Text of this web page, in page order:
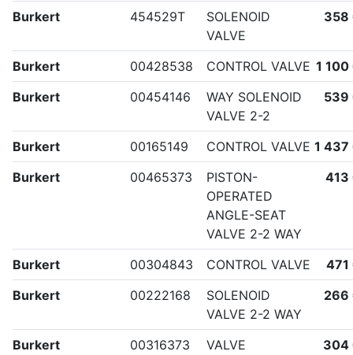
Burkert 454529T
SOLENOID
VALVE
358
Burkert 00428538 CONTROL VALVE 1 100
Burkert
00454146
WAY SOLENOID
VALVE 2-2
539
Burkert 00165149 CONTROL VALVE 1 437
Burkert
00465373
PISTON-
OPERATED
ANGLE-SEAT
VALVE 2-2 WAY
413
Burkert 00304843 CONTROL VALVE
471
Burkert
00222168
SOLENOID
VALVE 2-2 WAY
266
Burkert 00316373
VALVE
304